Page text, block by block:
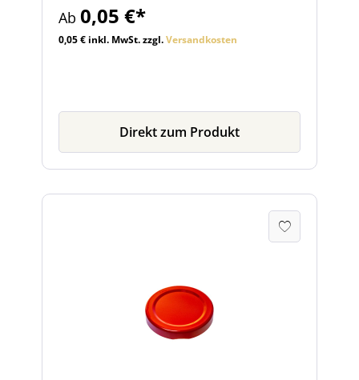
Ab 0,05 €*
0,05 € inkl. MwSt. zzgl.Versandkosten
Direkt zum Produkt